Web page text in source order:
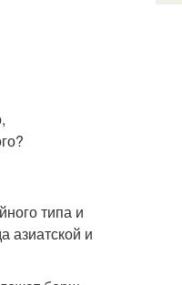
типа и
азиатской и